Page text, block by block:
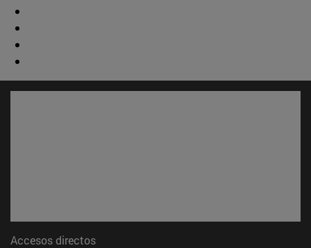
Accesos directos